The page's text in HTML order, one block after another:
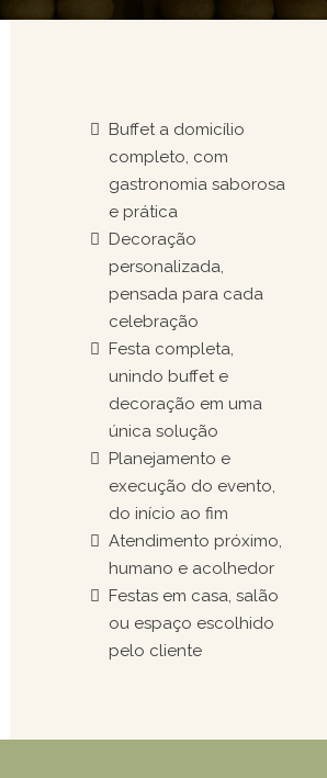
Buffet a domicílio
completo, com
gastronomia saborosa
e prática
Decoração
personalizada,
pensada para cada
celebração
Festa completa,
unindo buffet e
decoração em uma
única solução
Planejamento e
execução do evento,
do início ao fim
Atendimento próximo,
humano e acolhedor
Festas em casa, salão
ou espaço escolhido
pelo cliente